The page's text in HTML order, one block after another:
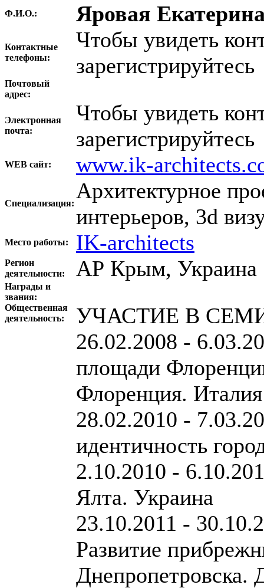
Ф.И.О.: Яровая
Контактные
телефоны:
Чтобы увидеть
зарегистрируйтесь
Почтовый
адрес:
Электронная
почта:
Чтобы увидеть
зарегистрируйтесь
WEB сайт: www.ik-
Специализация:
Архитектурное
интерьеров, 3d
Место работы: IK-architects
Регион
деятельности:
АР Крым, Украина
Награды и
звания:
Общественная
деятельность:
УЧАСТИЕ В
26.02.2008 -
площади
Флоренция. Италия
28.02.2010 -
идентичность
2.10.2010 -
Ялта. Украина
23.10.2011 -
Развитие
Днепропетровска.